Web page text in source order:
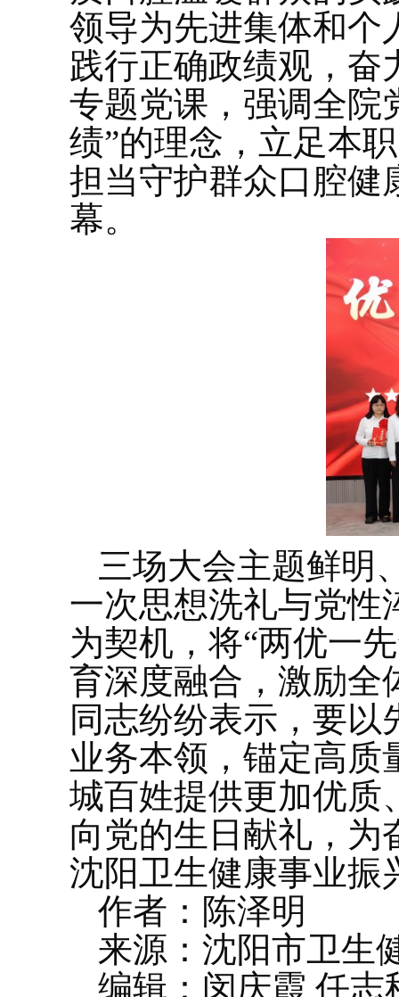
领导为先进集体和个
践行正确政绩观，奋
专题党课，强调全院
绩”的理念，立足本
担当守护群众口腔健
幕。
三场大会主题鲜明
一次思想洗礼与党性
为契机，将“两优一
育深度融合，激励全
同志纷纷表示，要
业务本领，锚定高质
城百姓提供更加优质
向党的生日献礼，为
沈阳卫生健康事业振
作者：陈泽明
来源：沈阳市卫生
编辑：闵庆霞 任志